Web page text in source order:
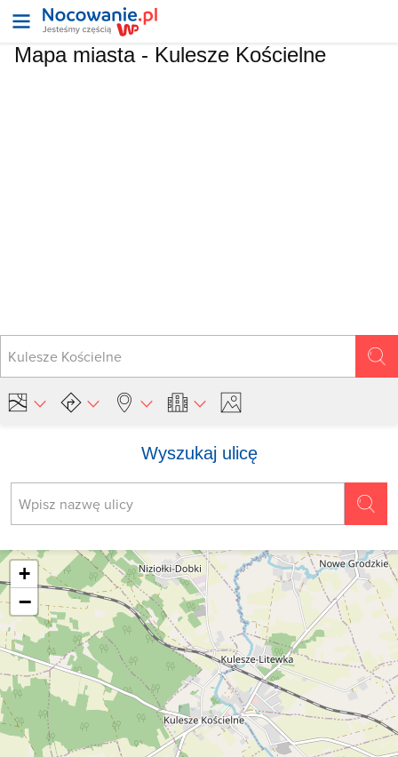
Mapa miasta - Kulesze Kościelne
Wyszukaj ulicę
+
−